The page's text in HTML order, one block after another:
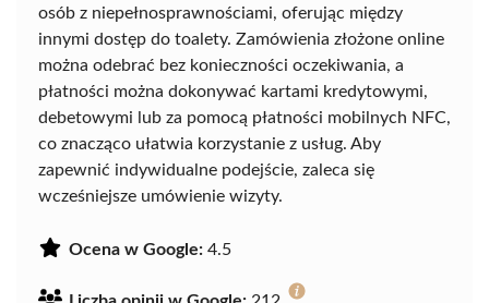
osób z niepełnosprawnościami, oferując między
innymi dostęp do toalety. Zamówienia złożone online
można odebrać bez konieczności oczekiwania, a
płatności można dokonywać kartami kredytowymi,
debetowymi lub za pomocą płatności mobilnych NFC,
co znacząco ułatwia korzystanie z usług. Aby
zapewnić indywidualne podejście, zaleca się
wcześniejsze umówienie wizyty.
Ocena w Google: 4.5